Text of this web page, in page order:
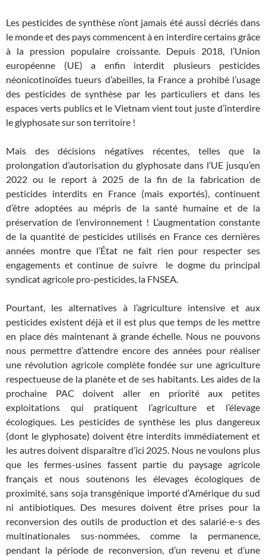
Les pesticides de synthèse n’ont jamais été aussi décriés dans
le monde et des pays commencent à en interdire certains grâce
à la pression populaire croissante. Depuis 2018, l’Union
européenne (UE) a enfin interdit plusieurs pesticides
néonicotinoïdes tueurs d’abeilles, la France a prohibé l’usage
des pesticides de synthèse par les particuliers et dans les
espaces verts publics et le Vietnam vient tout juste d’interdire
le glyphosate sur son territoire !
Mais des décisions négatives récentes, telles que la
prolongation d’autorisation du glyphosate dans l’UE jusqu’en
2022 ou le report à 2025 de la fin de la fabrication de
pesticides interdits en France (mais exportés), continuent
d’être adoptées au mépris de la santé humaine et de la
préservation de l’environnement ! L’augmentation constante
de la quantité de pesticides utilisés en France ces dernières
années montre que l’État ne fait rien pour respecter ses
engagements et continue de suivre le dogme du principal
syndicat agricole pro-pesticides, la FNSEA.
Pourtant, les alternatives à l’agriculture intensive et aux
pesticides existent déjà et il est plus que temps de les mettre
en place dès maintenant à grande échelle. Nous ne pouvons
nous permettre d’attendre encore des années pour réaliser
une révolution agricole complète fondée sur une agriculture
respectueuse de la planète et de ses habitants. Les aides de la
prochaine PAC doivent aller en priorité aux petites
exploitations qui pratiquent l’agriculture et l’élevage
écologiques. Les pesticides de synthèse les plus dangereux
(dont le glyphosate) doivent être interdits immédiatement et
les autres doivent disparaître d’ici 2025. Nous ne voulons plus
que les fermes-usines fassent partie du paysage agricole
français et nous soutenons les élevages écologiques de
proximité, sans soja transgénique importé d’Amérique du sud
ni antibiotiques. Des mesures doivent être prises pour la
reconversion des outils de production et des salarié-e-s des
multinationales sus-nommées, comme la permanence,
pendant la période de reconversion, d’un revenu et d’une